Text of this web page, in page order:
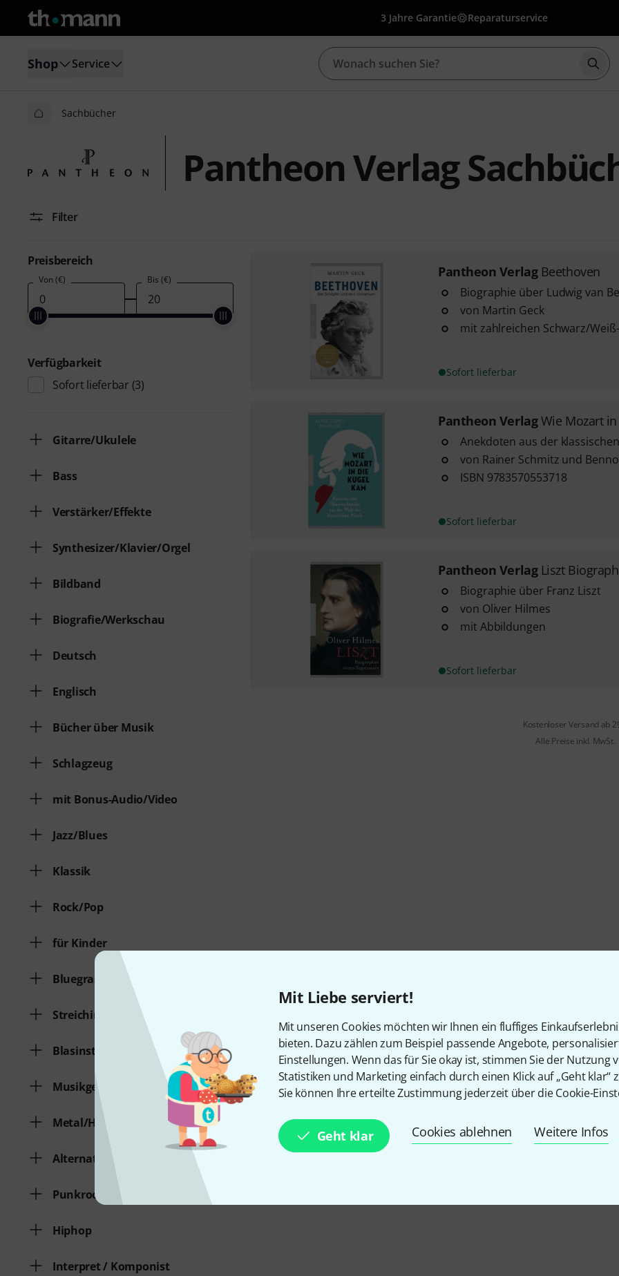
Mit Liebe serviert!
Mit unseren Cookies möchten wir Ihnen ein fluffiges
bieten. Dazu zählen zum Beispiel passende Angebote,
Einstellungen. Wenn das für Sie okay ist, stimmen Sie der Nutzung
Statistiken und Marketing einfach durch einen Klick auf „Geht klar“
Sie können Ihre erteilte Zustimmung jederzeit über die Cookie-
Geht klar Cookies ablehnen Weitere Infos
3 Jahre Garantie Reparaturservice
Shop Service
Sachbücher
Pantheon Verlag
Filter
Preisbereich
Von (€) Bis (€)
Verfügbarkeit
Sofort lieferbar (3)
Gitarre/Ukulele
Bass
Verstärker/Effekte
Synthesizer/Klavier/Orgel
Bildband
Biografie/Werkschau
Deutsch
Englisch
Bücher über Musik
Schlagzeug
mit Bonus-Audio/Video
Jazz/Blues
Klassik
Rock/Pop
für Kinder
Bluegrass/Country/Folk
Streichinstrumente
Blasinstrumente
Musikgeschichte
Metal/Hardrock
Alternative
Punkrock
Hiphop
Interpret / Komponist
Pantheon Verlag Beethoven
Biographie über Ludwig van
von Martin Geck
mit zahlreichen Schwarz/
Sofort lieferbar
Pantheon VerlagWie Mozart
Anekdoten aus der
von Rainer Schmitz und
ISBN 9783570553718
Sofort lieferbar
Pantheon Verlag Liszt
Biographie über Franz Liszt
von Oliver Hilmes
mit Abbildungen
Sofort lieferbar
Kostenloser Versand ab
Alle Preise inkl. MwSt.